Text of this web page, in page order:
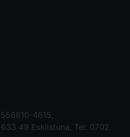
4615,
49 Eskilstuna, Tel: 0702